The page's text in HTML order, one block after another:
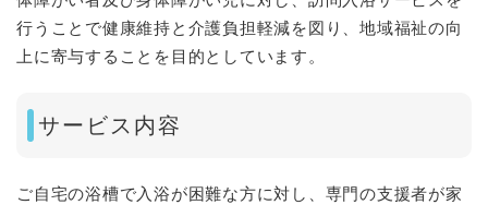
行うことで健康維持と介護負担軽減を図り、地域福祉の向
上に寄与することを目的としています。
サービス内容
ご自宅の浴槽で入浴が困難な方に対し、専門の支援者が家